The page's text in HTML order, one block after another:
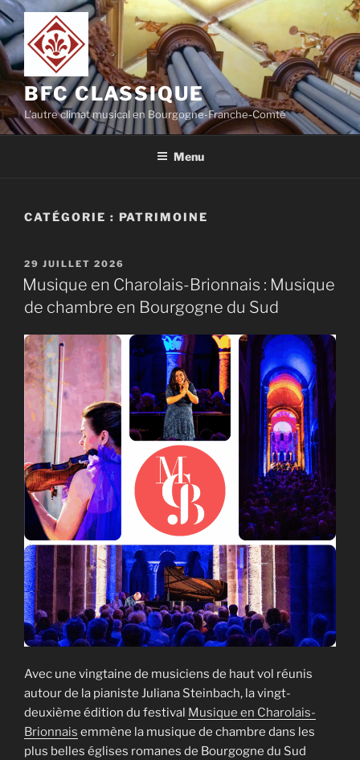
Aller
au
contenu
principal
BFC CLASSIQUE
L'autre climat musical en Bourgogne-Franche-Comté
Menu
CATÉGORIE : PATRIMOINE
PUBLIÉ
LE
29 JUILLET 2026
Musique en Charolais-Brionnais : Musique
de chambre en Bourgogne du Sud
Avec une vingtaine de musiciens de haut vol réunis
autour de la pianiste Juliana Steinbach, la vingt-
deuxième édition du festival Musique en Charolais-
Brionnais emmène la musique de chambre dans les
plus belles églises romanes de Bourgogne du Sud